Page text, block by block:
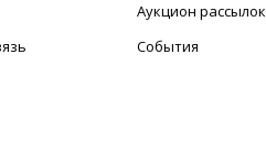
Аукцион рассылок
События